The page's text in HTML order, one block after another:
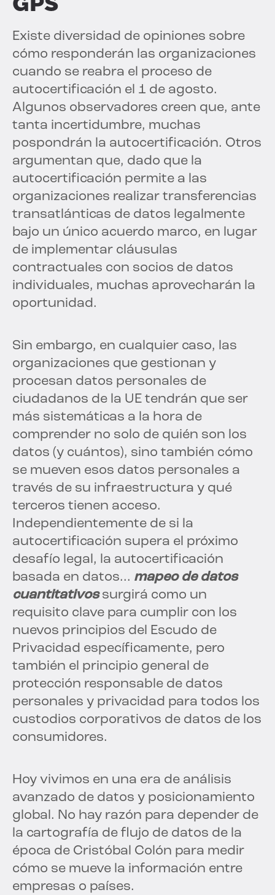
Existe diversidad de opiniones sobre
cómo responderán las organizaciones
cuando se reabra el proceso de
autocertificación el 1 de agosto.
Algunos observadores creen que, ante
tanta incertidumbre, muchas
pospondrán la autocertificación. Otros
argumentan que, dado que la
autocertificación permite a las
organizaciones realizar transferencias
transatlánticas de datos legalmente
bajo un único acuerdo marco, en lugar
de implementar cláusulas
contractuales con socios de datos
individuales, muchas aprovecharán la
oportunidad.
Sin embargo, en cualquier caso, las
organizaciones que gestionan y
procesan datos personales de
ciudadanos de la UE tendrán que ser
más sistemáticas a la hora de
comprender no solo de quién son los
datos (y cuántos), sino también cómo
se mueven esos datos personales a
través de su infraestructura y qué
terceros tienen acceso.
Independientemente de si la
autocertificación supera el próximo
desafío legal, la autocertificación
basada en datos... mapeo de datos
cuantitativossurgirá como un
requisito clave para cumplir con los
nuevos principios del Escudo de
Privacidad específicamente, pero
también el principio general de
protección responsable de datos
personales y privacidad para todos los
custodios corporativos de datos de los
consumidores.
Hoy vivimos en una era de análisis
avanzado de datos y posicionamiento
global. No hay razón para depender de
la cartografía de flujo de datos de la
época de Cristóbal Colón para medir
cómo se mueve la información entre
empresas o países.